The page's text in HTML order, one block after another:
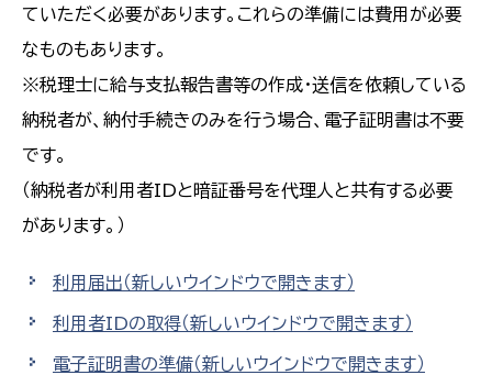
ていただく必要があります。これらの準備には費用が必要
なものもあります。
※税理士に給与支払報告書等の作成・送信を依頼している
納税者が、納付手続きのみを行う場合、電子証明書は不要
です。
（納税者が利用者IDと暗証番号を代理人と共有する必要
があります。）
利用届出（新しいウインドウで開きます）
利用者IDの取得（新しいウインドウで開きます）
電子証明書の準備（新しいウインドウで開きます）